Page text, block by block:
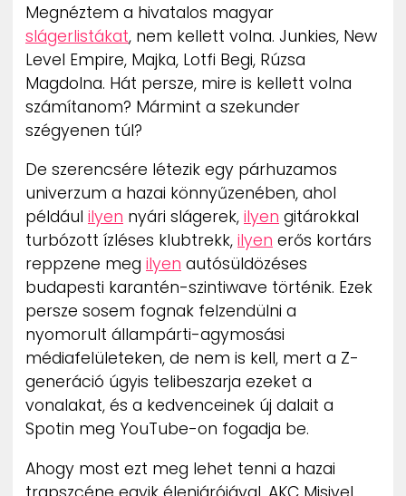
Megnéztem a hivatalos magyar
slágerlistákat, nem kellett volna. Junkies, New
Level Empire, Majka, Lotfi Begi, Rúzsa
Magdolna. Hát persze, mire is kellett volna
számítanom? Mármint a szekunder
szégyenen túl?
De szerencsére létezik egy párhuzamos
univerzum a hazai könnyűzenében, ahol
például ilyen nyári slágerek, ilyen gitárokkal
turbózott ízléses klubtrekk, ilyen erős kortárs
reppzene meg ilyen autósüldözéses
budapesti karantén-szintiwave történik. Ezek
persze sosem fognak felzendülni a
nyomorult állampárti-agymosási
médiafelületeken, de nem is kell, mert a Z-
generáció úgyis telibeszarja ezeket a
vonalakat, és a kedvenceinek új dalait a
Spotin meg YouTube-on fogadja be.
Ahogy most ezt meg lehet tenni a hazai